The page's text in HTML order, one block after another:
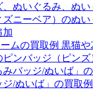
ぬいぐるみ、ぬ
ニーベア）のぬ
加
ムの買取例 黒猫
ンバッジ（ピン
バッジ/ぬいば」
/ぬいば」の買取